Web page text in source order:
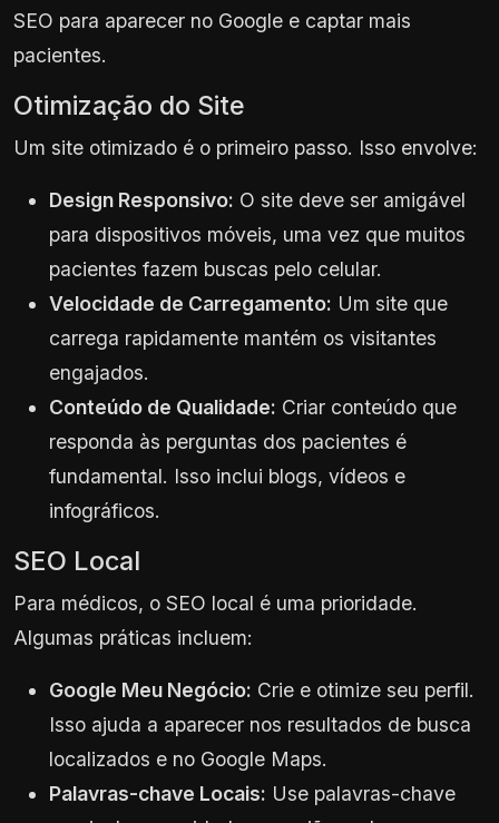
SEO para aparecer no Google e captar mais
pacientes.
Otimização do Site
Um site otimizado é o primeiro passo. Isso envolve:
Design Responsivo: O site deve ser amigável
para dispositivos móveis, uma vez que muitos
pacientes fazem buscas pelo celular.
Velocidade de Carregamento: Um site que
carrega rapidamente mantém os visitantes
engajados.
Conteúdo de Qualidade: Criar conteúdo que
responda às perguntas dos pacientes é
fundamental. Isso inclui blogs, vídeos e
infográficos.
SEO Local
Para médicos, o SEO local é uma prioridade.
Algumas práticas incluem:
Google Meu Negócio: Crie e otimize seu perfil.
Isso ajuda a aparecer nos resultados de busca
localizados e no Google Maps.
Palavras-chave Locais: Use palavras-chave